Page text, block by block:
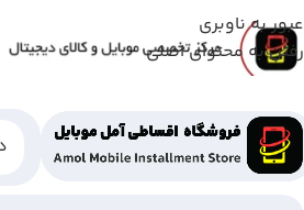
عبور به ناوبری
رفتن به محتوای اصلی